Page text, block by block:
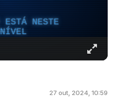
ESTÁ NESTE
27 out, 2024, 10:59